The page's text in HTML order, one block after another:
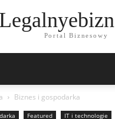
Portal Biznesowy
Biznes i gospodarka
Featured IT i technologie